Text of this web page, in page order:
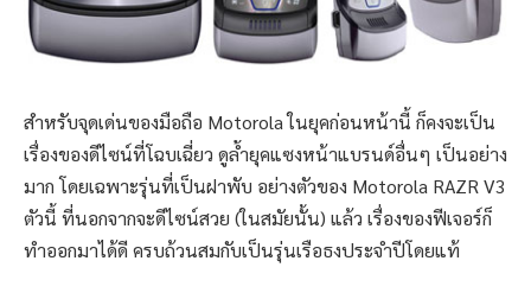
สำหรับจุดเด่นของมือถือ Motorola ในยุคก่อนหน้านี้ ก็คงจะเป็น
เรื่องของดีไซน์ที่โฉบเฉี่ยว ดูล้ำยุคแซงหน้าแบรนด์อื่นๆ เป็นอย่าง
มาก โดยเฉพาะรุ่นที่เป็นฝาพับ อย่างตัวของ Motorola RAZR V3
ตัวนี้ ที่นอกจากจะดีไซน์สวย (ในสมัยนั้น) แล้ว เรื่องของฟีเจอร์ก็
ทำออกมาได้ดี ครบถ้วนสมกับเป็นรุ่นเรือธงประจำปีโดยแท้